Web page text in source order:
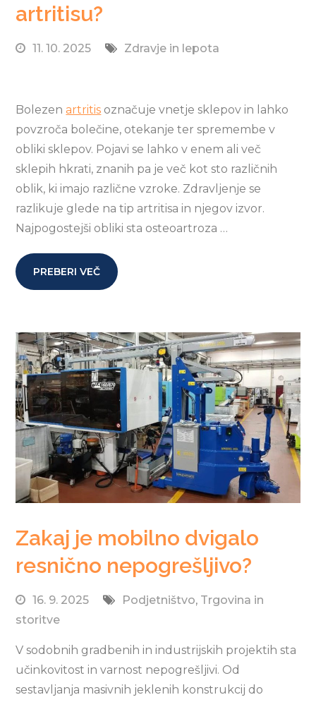
artritisu?
11. 10. 2025 Zdravje in lepota
Bolezenartritis označuje vnetje sklepov in lahko
povzroča bolečine, otekanje ter spremembe v
obliki sklepov. Pojavi se lahko v enem ali več
sklepih hkrati, znanih pa je več kot sto različnih
oblik, ki imajo različne vzroke. Zdravljenje se
razlikuje glede na tip artritisa in njegov izvor.
Najpogostejši obliki sta osteoartroza …
PREBERI VEČ
Zakaj je mobilno dvigalo
resnično nepogrešljivo?
16. 9. 2025 Podjetništvo, Trgovina in
storitve
V sodobnih gradbenih in industrijskih projektih sta
učinkovitost in varnost nepogrešljivi. Od
sestavljanja masivnih jeklenih konstrukcij do